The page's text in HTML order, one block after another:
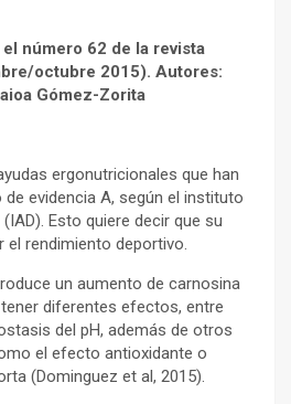
número 62 de la revista
octubre 2015). Autores:
Gómez-Zorita
ergonutricionales que han
evidencia A, según el instituto
Esto quiere decir que su
el rendimiento deportivo.
un aumento de carnosina
diferentes efectos, entre
del pH, además de otros
el efecto antioxidante o
(Dominguez et al, 2015).